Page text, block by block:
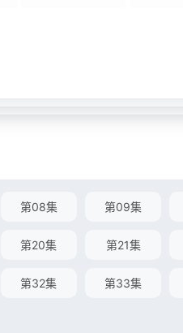
第08集 第09集
第20集 第21集
第32集 第33集